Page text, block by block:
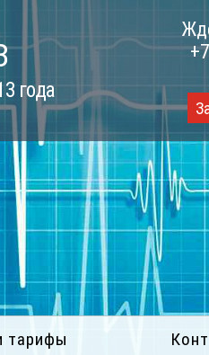
года
тарифы